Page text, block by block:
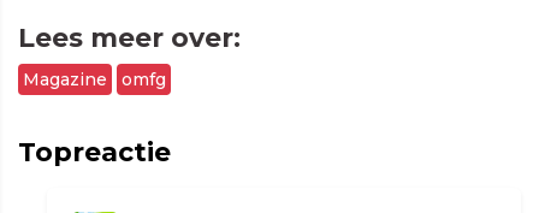
Lees meer over:
Magazine omfg
Topreactie